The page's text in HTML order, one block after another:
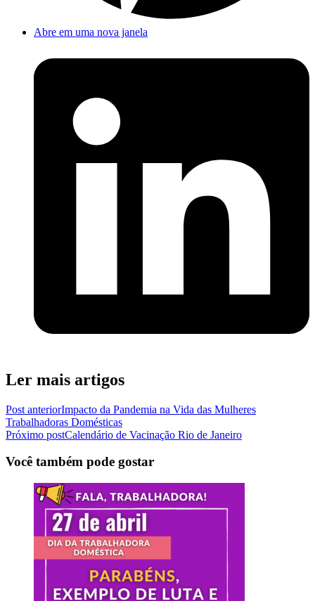
Abre em uma nova janela
Ler mais artigos
Post anteriorImpacto da Pandemia na Vida das Mulheres
Trabalhadoras Domésticas
Próximo postCalendário de Vacinação Rio de Janeiro
Você também pode gostar